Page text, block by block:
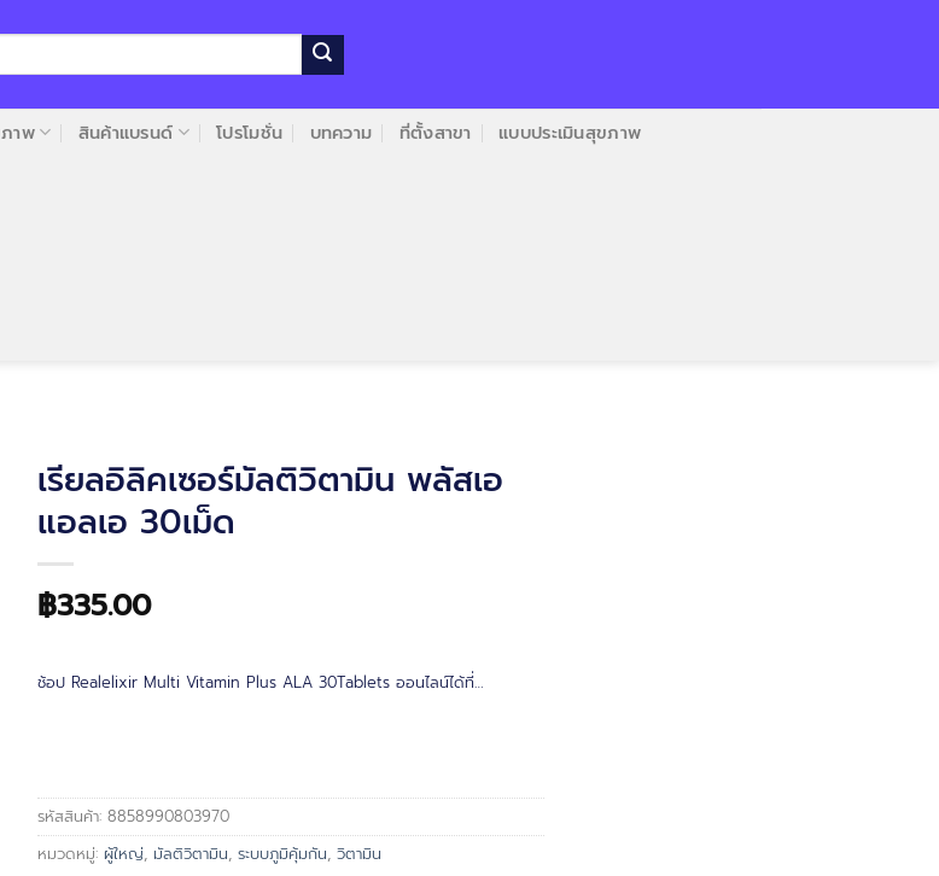
าพ สินค้าแบรนด์ โปรโมชั่น บทความ ที่ตั้งสาขา แบบประเมินสุขภาพ
เรียลอิลิคเซอร์มัลติวิตามิน พลัสเอ
แอลเอ 30เม็ด
฿335.00
ช้อป Realelixir Multi Vitamin Plus ALA 30Tablets ออนไลน์ได้ที่…
รหัสสินค้า: 8858990803970
หมวดหมู่: ผู้ใหญ่, มัลติวิตามิน, ระบบภูมิคุ้มกัน, วิตามิน